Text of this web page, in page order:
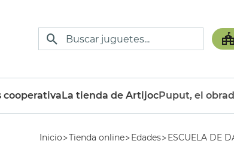
cooperativaLa tienda de ArtijocPuput, el
Inicio Tienda online Edades ESCUELA DE